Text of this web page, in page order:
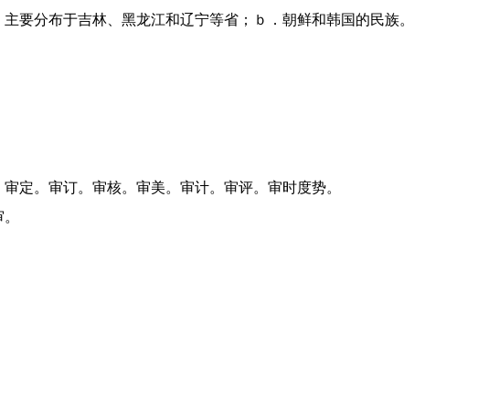
，主要分布于吉林、黑龙江和辽宁等省；ｂ．朝鲜和韩国的民族。
审定。审订。审核。审美。审计。审评。审时度势。